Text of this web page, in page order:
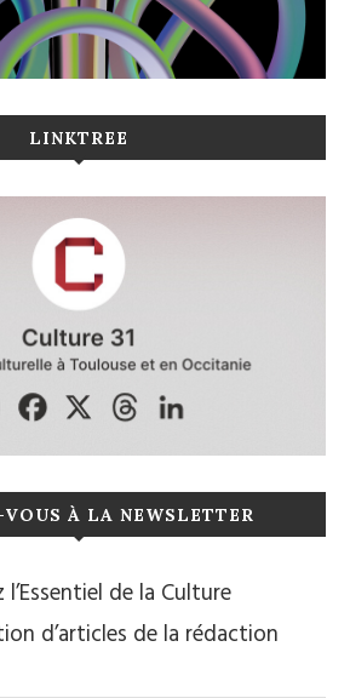
LINKTREE
VOUS À LA NEWSLETTER
l’Essentiel de la Culture
d’articles de la rédaction